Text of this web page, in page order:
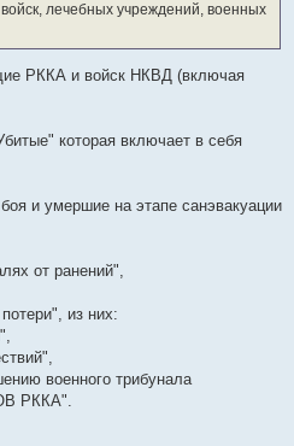
лечебных учреждений, военных
РККА и войск НКВД (включая
которая включает в себя
и умершие на этапе санэвакуации
от ранений",
из них:
военного трибунала
РККА".